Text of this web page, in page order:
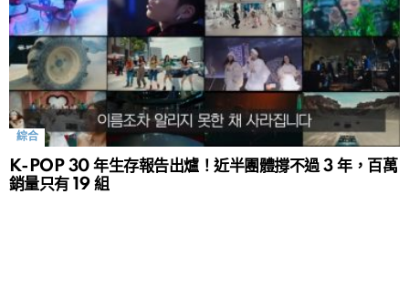
綜合
K-POP 30 年生存報告出爐！近半團體撐不過 3 年，百萬
銷量只有 19 組